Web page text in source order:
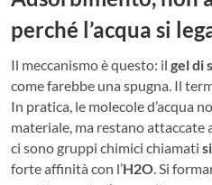
perché l’acqua si
Il meccanismo è questo: il gel di
come farebbe una spugna. Il
In pratica, le molecole d’acqua
materiale, ma restano attaccate
ci sono gruppi chimici chiamati
forte affinità con l’H2O . Si